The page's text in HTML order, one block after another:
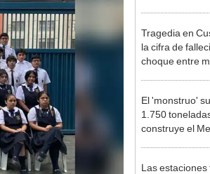
Tragedia en
la cifra de
choque entre
El 'monstruo'
1.750
construye el
Las